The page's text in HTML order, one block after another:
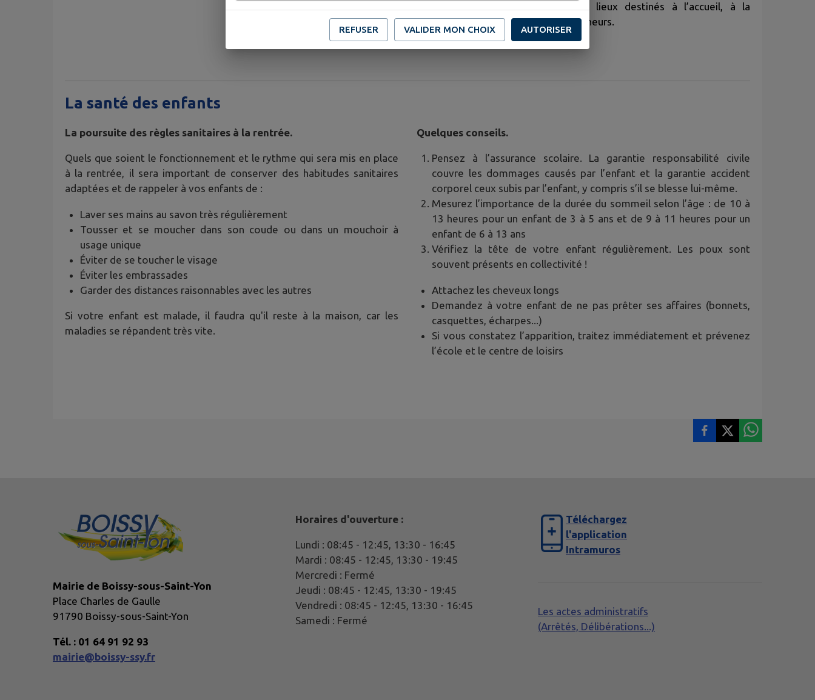
écoles, collèges, lycées et autres lieux destinés à l’accueil, à la
formation ou à l’hébergement de mineurs.
La santé des enfants
La poursuite des règles sanitaires à la rentrée.
Quels que soient le fonctionnement et le rythme qui sera mis en place
à la rentrée, il sera important de conserver des habitudes sanitaires
adaptées et de rappeler à vos enfants de :
Laver ses mains au savon très régulièrement
Tousser et se moucher dans son coude ou dans un mouchoir à
usage unique
Éviter de se toucher le visage
Éviter les embrassades
Garder des distances raisonnables avec les autres
Si votre enfant est malade, il faudra qu'il reste à la maison, car les
maladies se répandent très vite.
Quelques conseils.
Pensez à l’assurance scolaire. La garantie responsabilité civile
couvre les dommages causés par l’enfant et la garantie accident
corporel ceux subis par l’enfant, y compris s’il se blesse lui-même.
Mesurez l’importance de la durée du sommeil selon l’âge : de 10 à
13 heures pour un enfant de 3 à 5 ans et de 9 à 11 heures pour un
enfant de 6 à 13 ans
Vérifiez la tête de votre enfant régulièrement. Les poux sont
souvent présents en collectivité !
Attachez les cheveux longs
Demandez à votre enfant de ne pas prêter ses affaires (bonnets,
casquettes, écharpes...)
Si vous constatez l’apparition, traitez immédiatement et prévenez
l’école et le centre de loisirs
Mairie de Boissy-sous-Saint-Yon
Place Charles de Gaulle
91790 Boissy-sous-Saint-Yon
Tél. : 01 64 91 92 93
mairie@boissy-ssy.fr
Horaires d'ouverture :
Lundi : 08:45 - 12:45, 13:30 - 16:45
Mardi : 08:45 - 12:45, 13:30 - 19:45
Mercredi : Fermé
Jeudi : 08:45 - 12:45, 13:30 - 19:45
Vendredi : 08:45 - 12:45, 13:30 - 16:45
Samedi : Fermé
Téléchargez
l'application
Intramuros
Les actes administratifs
(Arrêtés, Délibérations...)
REFUSER VALIDER MON CHOIX AUTORISER